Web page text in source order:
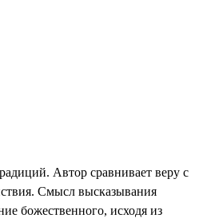
Автор сравнивает веру с
Смысл высказывания
божественного, исходя из